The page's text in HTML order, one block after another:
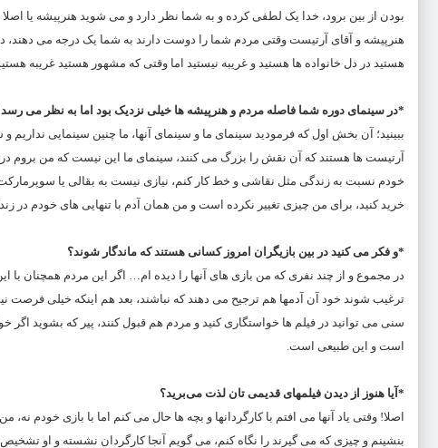
بودن از بین برود، خدا یک لطفی کرده و به شما نظر دارد و می شوید هنرپیشه یا
هنرپیشه و آقای آرتیست وقتی مردم شما را دوست دارند به شما یک درجه می
هستید در دل خانواده ها هستید و غریبه نیستید اما وقتی که مشهور هستید غریبه
*در سینمای دوره شما فاصله مردم و هنرپیشه ها خیلی نزدیک بود اما به نظر می
ببینید؛ آن بخش اول که فرمودید سینمای ما و سینمای آنها، ما چنین سینمایی
آرتیست ها هستند که آن نقش را بزرگ می کنند، سینمای ما این نیست که من بروم
خودم نسبت به زندگی مثل نقاشی و خط کار کنم، نیازی نیست به بقالی یا سوپرمارکت
خرید کنید، برای من چیزی تغییر نکرده است و من همان آدم با تنهایی های خودم در
*و فکر می کنید در بین بازیگران امروز کسانی هستند که ماندگار شوند؟
در مجموع و از چند نفری که من بازی های آنها را دیده ام… اگر این مردم همچنان
ترغیب شوند خود آن آدمها هم ترجیح می دهند که نباشند، بعد هم اینکه خیلی فرصت
سنی می توانید در فیلم ها خواستگاری کنید و مردم هم قبول کنند، پیر که بشوید
است و این طبیعی است.
*آیا هنوز از دیدن فیلمهای قدیمی‌ تان لذت می‌برید؟
اصلا! وقتی یاد آنها می افتم با کارگردانها و بچه ها حال می کنم اما با بازی خودم
بنشینم و چیزی که می گیرند را نگاه کنم، می گویم آنجا کارگردان نشسته و او